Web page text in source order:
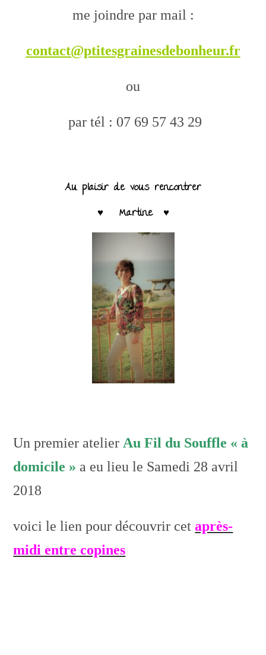
me joindre par mail :
contact@ptitesgrainesdebonheur.fr
ou
par tél : 07 69 57 43 29
Au plaisir de vous rencontrer
♥ Martine ♥
Un premier atelierAu Fil du Souffle « à
domicile » a eu lieu le Samedi 28 avril
2018
voici le lien pour découvrir cetaprès-
midi entre copines